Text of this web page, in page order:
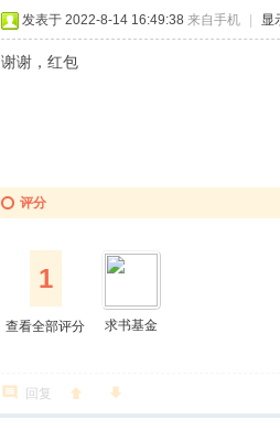
发表于 2022-8-14 16:49:38 来自手机 显
谢谢，红包
评分
1
查看全部评分 求书基金
回复